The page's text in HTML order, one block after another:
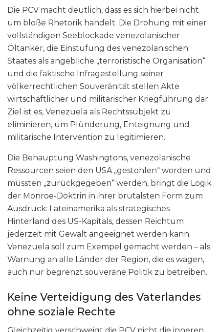
Die PCV macht deutlich, dass es sich hierbei nicht
um bloße Rhetorik handelt. Die Drohung mit einer
vollständigen Seeblockade venezolanischer
Öltanker, die Einstufung des venezolanischen
Staates als angebliche „terroristische Organisation“
und die faktische Infragestellung seiner
völkerrechtlichen Souveränität stellen Akte
wirtschaftlicher und militärischer Kriegführung dar.
Ziel ist es, Venezuela als Rechtssubjekt zu
eliminieren, um Plünderung, Enteignung und
militärische Intervention zu legitimieren.
Die Behauptung Washingtons, venezolanische
Ressourcen seien den USA „gestohlen“ worden und
müssten „zurückgegeben“ werden, bringt die Logik
der Monroe-Doktrin in ihrer brutalsten Form zum
Ausdruck: Lateinamerika als strategisches
Hinterland des US-Kapitals, dessen Reichtum
jederzeit mit Gewalt angeeignet werden kann.
Venezuela soll zum Exempel gemacht werden – als
Warnung an alle Länder der Region, die es wagen,
auch nur begrenzt souveräne Politik zu betreiben.
Keine Verteidigung des Vaterlandes
ohne soziale Rechte
Gleichzeitig verschweigt die PCV nicht die inneren